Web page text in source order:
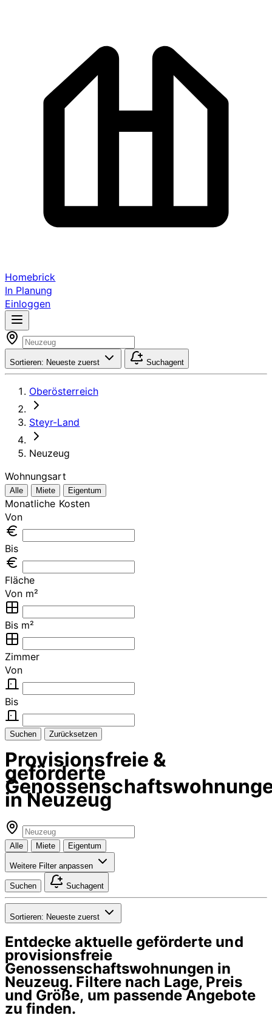
Homebrick
In Planung
Einloggen
Sortieren: Neueste zuerst Suchagent
Oberösterreich
Steyr-Land
Neuzeug
Wohnungsart
Alle Miete Eigentum
Monatliche Kosten
Von
Bis
Fläche
Von m²
Bis m²
Zimmer
Von
Bis
Suchen Zurücksetzen
Provisionsfreie &
geförderte
in Neuzeug
Alle Miete Eigentum
Weitere Filter anpassen
Suchen Suchagent
Sortieren: Neueste zuerst
Entdecke aktuelle geförderte und
provisionsfreie
Genossenschaftswohnungen in
Neuzeug. Filtere nach Lage, Preis
und Größe, um passende Angebote
zu finden.